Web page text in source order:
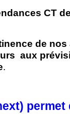
CT
de
aux
.